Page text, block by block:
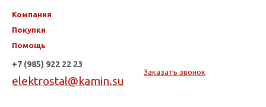
Компания
Покупки
Помощь
+7 (985) 922 22 23
elektrostal@kamin.su
Заказать звонок